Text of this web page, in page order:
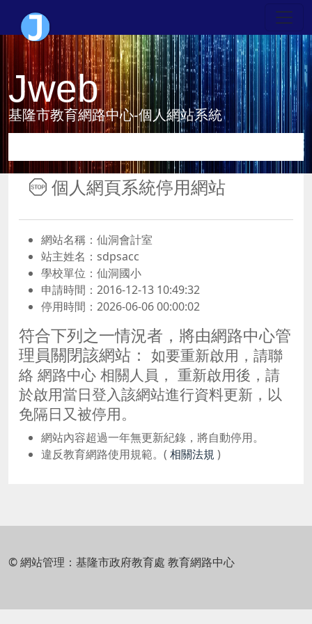
Jweb
基隆市教育網路中心-個人網站系統
個人網頁系統停用網站
網站名稱：仙洞會計室
站主姓名：sdpsacc
學校單位：仙洞國小
申請時間：2016-12-13 10:49:32
停用時間：2026-06-06 00:00:02
符合下列之一情況者，將由網路中心管
理員關閉該網站： 如要重新啟用，請聯
絡 網路中心 相關人員， 重新啟用後，請
於啟用當日登入該網站進行資料更新，以
免隔日又被停用。
網站內容超過一年無更新紀錄，將自動停用。
違反教育網路使用規範。( 相關法規 )
© 網站管理：基隆市政府教育處 教育網路中心